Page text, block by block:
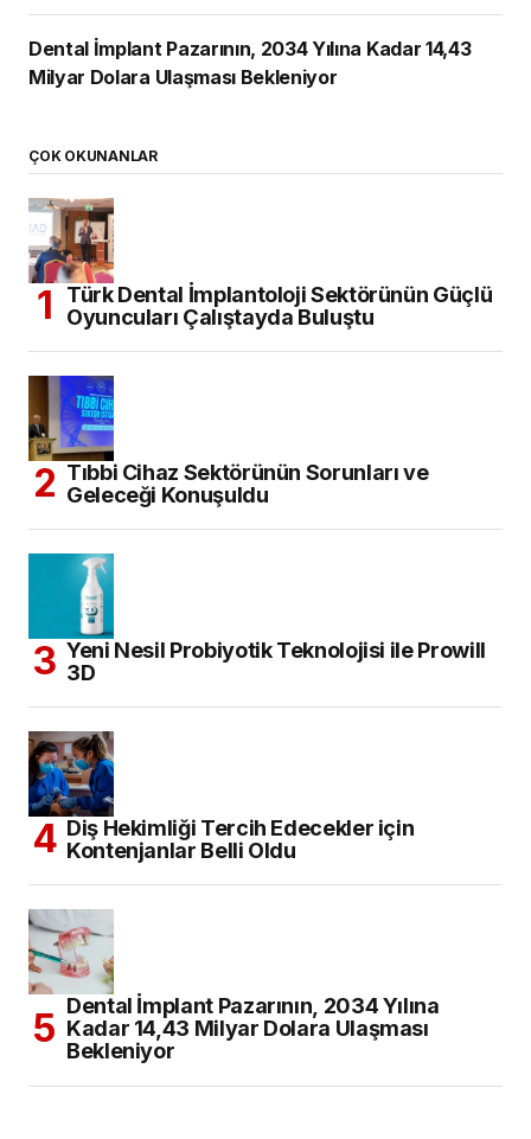
Dental İmplant Pazarının, 2034 Yılına Kadar 14,43
Milyar Dolara Ulaşması Bekleniyor
ÇOK OKUNANLAR
Türk Dental İmplantoloji Sektörünün Güçlü
Oyuncuları Çalıştayda Buluştu
Tıbbi Cihaz Sektörünün Sorunları ve
Geleceği Konuşuldu
Yeni Nesil Probiyotik Teknolojisi ile Prowill
3D
Diş Hekimliği Tercih Edecekler için
Kontenjanlar Belli Oldu
Dental İmplant Pazarının, 2034 Yılına
Kadar 14,43 Milyar Dolara Ulaşması
Bekleniyor